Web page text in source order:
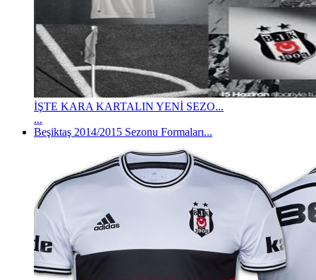
İŞTE KARA KARTALIN YENİ SEZO...
...
Beşiktaş 2014/2015 Sezonu Formaları...